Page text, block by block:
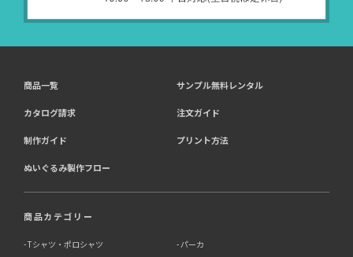
商品一覧 サンプル無料レンタル
カタログ請求 注文ガイド
制作ガイド プリント方法
ぬいぐるみ製作フロー
商品カテゴリー
Tシャツ・ポロシャツ パーカ